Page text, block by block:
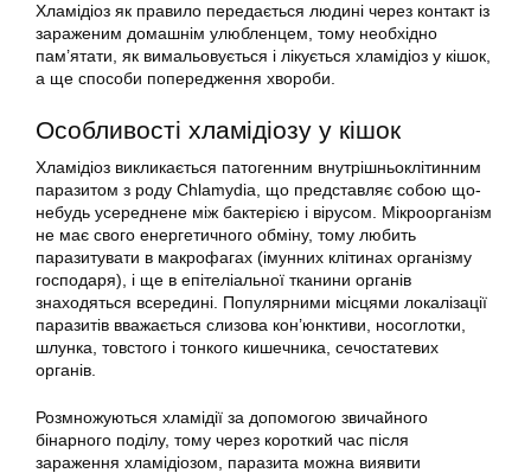
Хламідіоз як правило передається людині через контакт із
зараженим домашнім улюбленцем, тому необхідно
пам’ятати, як вимальовується і лікується хламідіоз у кішок,
а ще способи попередження хвороби.
Особливості хламідіозу у кішок
Хламідіоз викликається патогенним внутрішньоклітинним
паразитом з роду Chlamydia, що представляє собою що-
небудь усереднене між бактерією і вірусом. Мікроорганізм
не має свого енергетичного обміну, тому любить
паразитувати в макрофагах (імунних клітинах організму
господаря), і ще в епітеліальної тканини органів
знаходяться всередині. Популярними місцями локалізації
паразитів вважається слизова кон’юнктиви, носоглотки,
шлунка, товстого і тонкого кишечника, сечостатевих
органів.
Розмножуються хламідії за допомогою звичайного
бінарного поділу, тому через короткий час після
зараження хламідіозом, паразита можна виявити